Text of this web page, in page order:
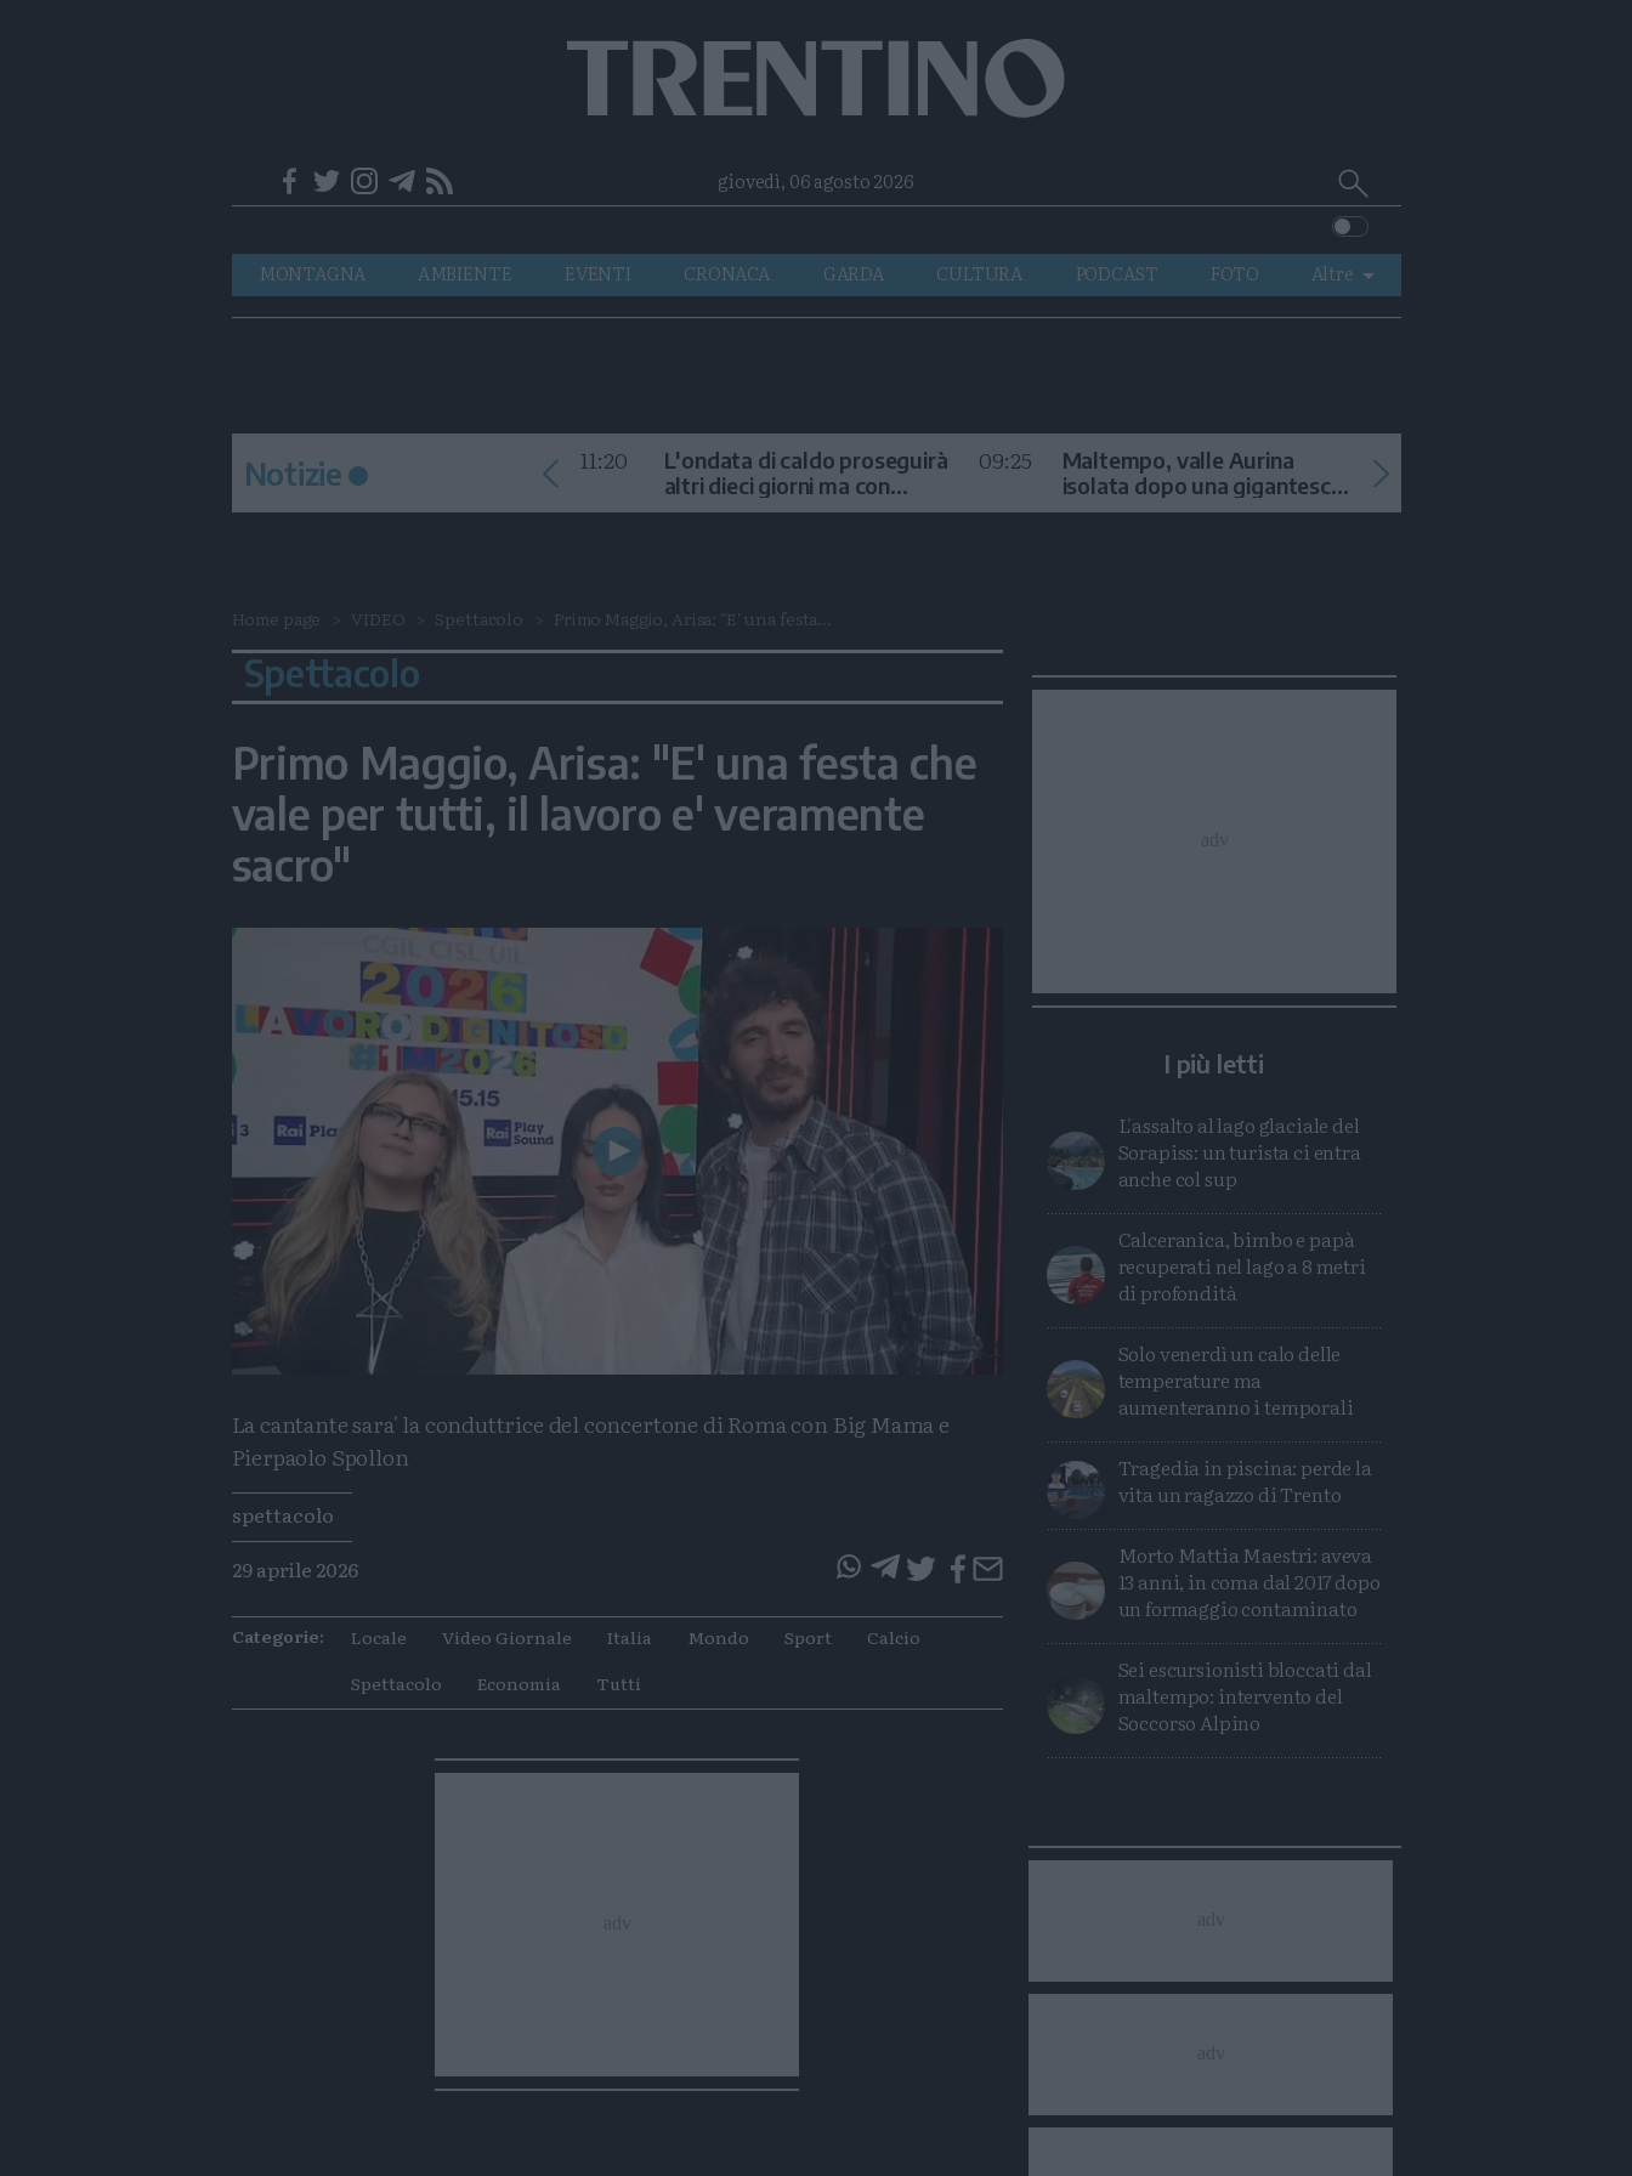
Telegram
RSSgiovedì, 06 agosto 2026 Cerca
su
Trentino
Navigazione
principale
MONTAGNA AMBIENTE EVENTI CRONACA GARDA CULTURA PODCAST FOTO
Altre
VIDEO
Notizie 11:20
L'ondata di caldo proseguirà
altri dieci giorni ma con
temporali
09:25
Maltempo, valle Aurina
isolata dopo una gigantesca
frana
Home page VIDEO Spettacolo Primo Maggio, Arisa: "E' una festa...
Spettacolo
Primo Maggio, Arisa: "E' una festa che
vale per tutti, il lavoro e' veramente
sacro"
Play
Video
La cantante sara' la conduttrice del concertone di Roma con Big Mama e
Pierpaolo Spollon
Tags
spettacolo
29 aprile 2026
Condividi
articolo
Condividi
articolo
TwitterCondividi
Mail
Categorie: Locale Video Giornale Italia Mondo Sport
Calcio
Spettacolo
Economia Tutti
I più letti
L'assalto al lago glaciale del
Sorapiss: un turista ci entra
anche col sup
Calceranica, bimbo e papà
recuperati nel lago a 8 metri
di profondità
Solo venerdì un calo delle
temperature ma
aumenteranno i temporali
Tragedia in piscina: perde la
vita un ragazzo di Trento
Morto Mattia Maestri: aveva
13 anni, in coma dal 2017 dopo
un formaggio contaminato
Sei escursionisti bloccati dal
maltempo: intervento del
Soccorso Alpino